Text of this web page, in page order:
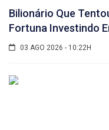
Bilionário Que
Fortuna Investindo
03 AGO 2026 - 10:22H